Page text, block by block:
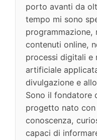
porto avanti da
tempo mi sono
programmazione,
contenuti online,
processi digitali e
artificiale
divulgazione e
Sono il fondatore
progetto nato
conoscenza,
capaci di